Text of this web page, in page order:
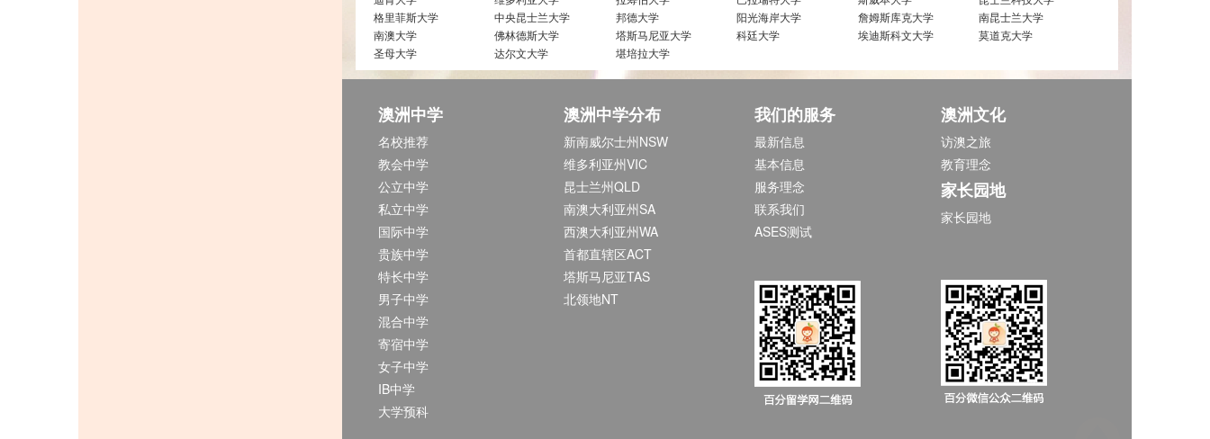
格里菲斯大学
中央昆士兰大学 邦德大学 阳光海岸大学 詹姆斯库克大学
南昆士兰大学
南澳大学
佛林德斯大学 塔斯马尼亚大学 科廷大学 埃迪斯科文大学
莫道克大学
圣母大学
达尔文大学 堪培拉大学
澳洲中学
名校推荐
教会中学
公立中学
私立中学
国际中学
贵族中学
特长中学
男子中学
混合中学
寄宿中学
女子中学
IB中学
大学预科
澳洲中学分布
新南威尔士州NSW
维多利亚州VIC
昆士兰州QLD
南澳大利亚州SA
西澳大利亚州WA
首都直辖区ACT
塔斯马尼亚TAS
北领地NT
我们的服务
最新信息
基本信息
服务理念
联系我们
ASES测试
澳洲文化
访澳之旅
教育理念
家长园地
家长园地